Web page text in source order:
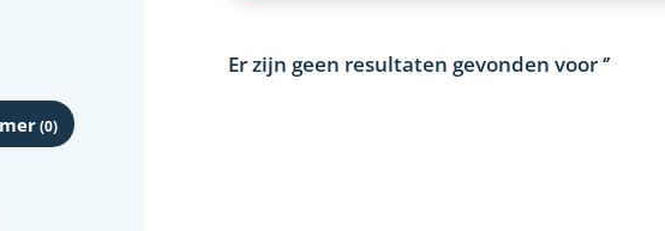
Er zijn geen resultaten gevonden voor‘’
(0)